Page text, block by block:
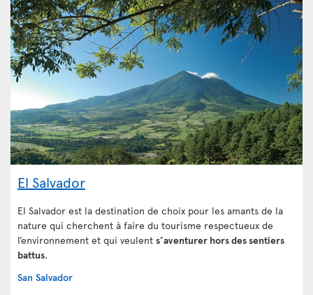
El Salvador
El Salvador est la destination de choix pour les amants de la
nature qui cherchent à faire du tourisme respectueux de
l’environnement et qui veulent s’aventurer hors des sentiers
battus.
San Salvador